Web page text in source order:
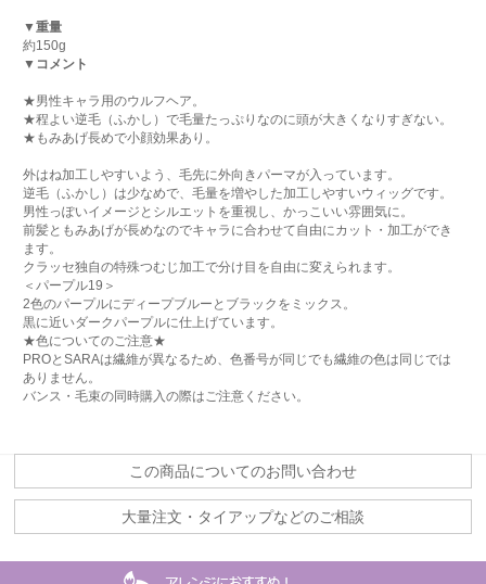
▼重量
約150g
▼コメント
★男性キャラ用のウルフヘア。
★程よい逆毛（ふかし）で毛量たっぷりなのに頭が大きくなりすぎない。
★もみあげ長めで小顔効果あり。
外はね加工しやすいよう、毛先に外向きパーマが入っています。
逆毛（ふかし）は少なめで、毛量を増やした加工しやすいウィッグです。
男性っぽいイメージとシルエットを重視し、かっこいい雰囲気に。
前髪ともみあげが長めなのでキャラに合わせて自由にカット・加工ができ
ます。
クラッセ独自の特殊つむじ加工で分け目を自由に変えられます。
＜パープル19＞
2色のパープルにディープブルーとブラックをミックス。
黒に近いダークパープルに仕上げています。
★色についてのご注意★
PROとSARAは繊維が異なるため、色番号が同じでも繊維の色は同じでは
ありません。
バンス・毛束の同時購入の際はご注意ください。
この商品についてのお問い合わせ
大量注文・タイアップなどのご相談